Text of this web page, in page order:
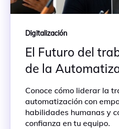
Digitalización
El Futuro del
de la
Conoce cómo liderar la
automatización con
habilidades humanas y
confianza en tu equipo.